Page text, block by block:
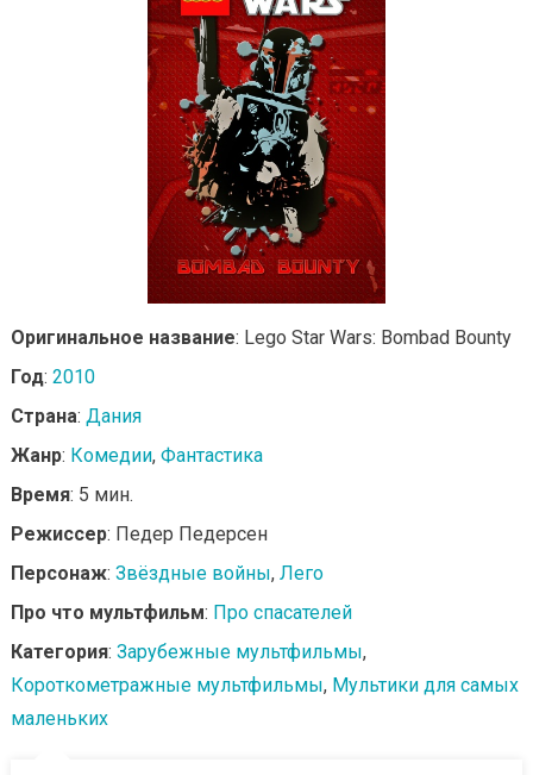
Оригинальное название: Lego Star Wars: Bombad Bounty
Год: 2010
Страна: Дания
Жанр: Комедии, Фантастика
Время: 5 мин.
Режиссер: Педер Педерсен
Персонаж: Звёздные войны, Лего
Про что мультфильм: Про спасателей
Категория: Зарубежные мультфильмы,
Короткометражные мультфильмы, Мультики для самых
маленьких